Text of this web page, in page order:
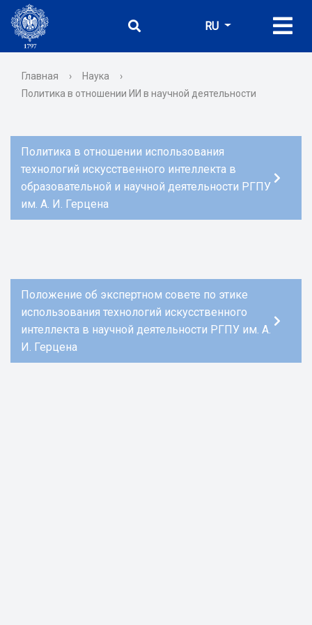
RU
Главная › Наука
›
Политика в отношении ИИ в научной деятельности
Политика в отношении использования
технологий искусственного интеллекта в
образовательной и научной деятельности РГПУ
им. А. И. Герцена
Положение об экспертном совете по этике
использования технологий искусственного
интеллекта в научной деятельности РГПУ им. А.
И. Герцена